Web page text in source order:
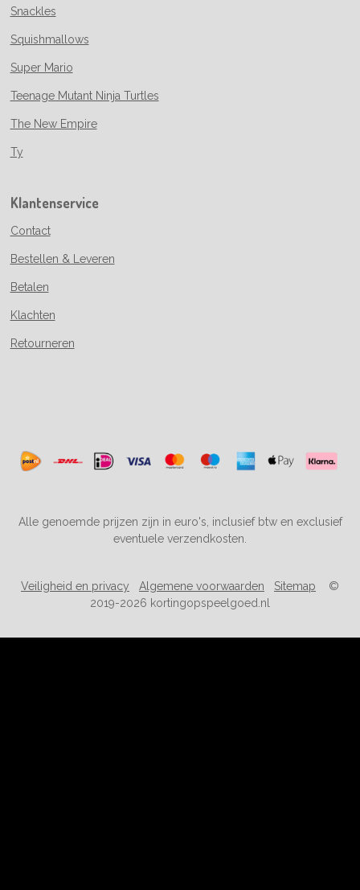
Snackles
Squishmallows
Super Mario
Teenage Mutant Ninja Turtles
The New Empire
Ty
Klantenservice
Contact
Bestellen & Leveren
Betalen
Klachten
Retourneren
Alle genoemde prijzen zijn in euro's, inclusief btw en exclusief
eventuele verzendkosten.
Veiligheid en privacy Algemene voorwaarden Sitemap ©
2019-2026 kortingopspeelgoed.nl